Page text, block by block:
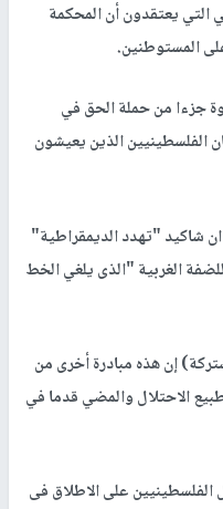
التي يعتقدون أن المحكمة
المستوطنين.
جزءا من حملة الحق في
الفلسطينيين الذين يعيشون
شاكيد "تهدد الديمقراطية"
الغربية "الذى يلغي الخط
إن هذه مبادرة أخرى من
الاحتلال والمضي قدما في
الفلسطينيين على الاطلاق فى